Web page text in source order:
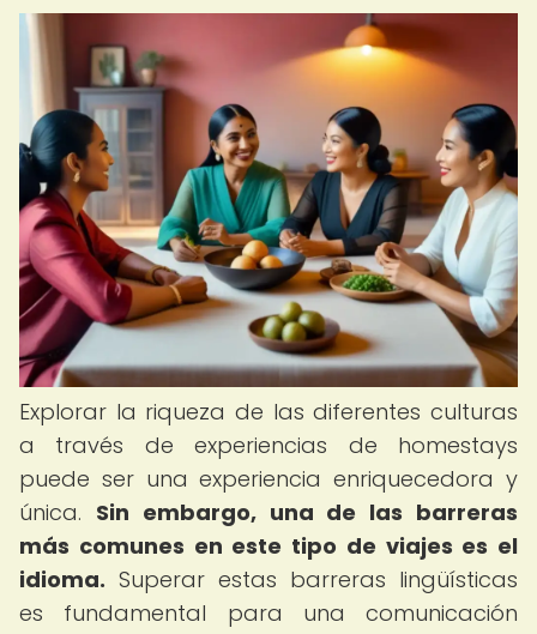
Explorar la riqueza de las diferentes culturas
a través de experiencias de homestays
puede ser una experiencia enriquecedora y
única. Sin embargo, una de las barreras
más comunes en este tipo de viajes es el
idioma. Superar estas barreras lingüísticas
es fundamental para una comunicación